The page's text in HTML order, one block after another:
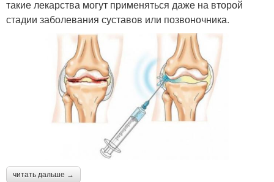
такие лекарства могут применяться даже на второй
стадии заболевания суставов или позвоночника.
читать дальше →